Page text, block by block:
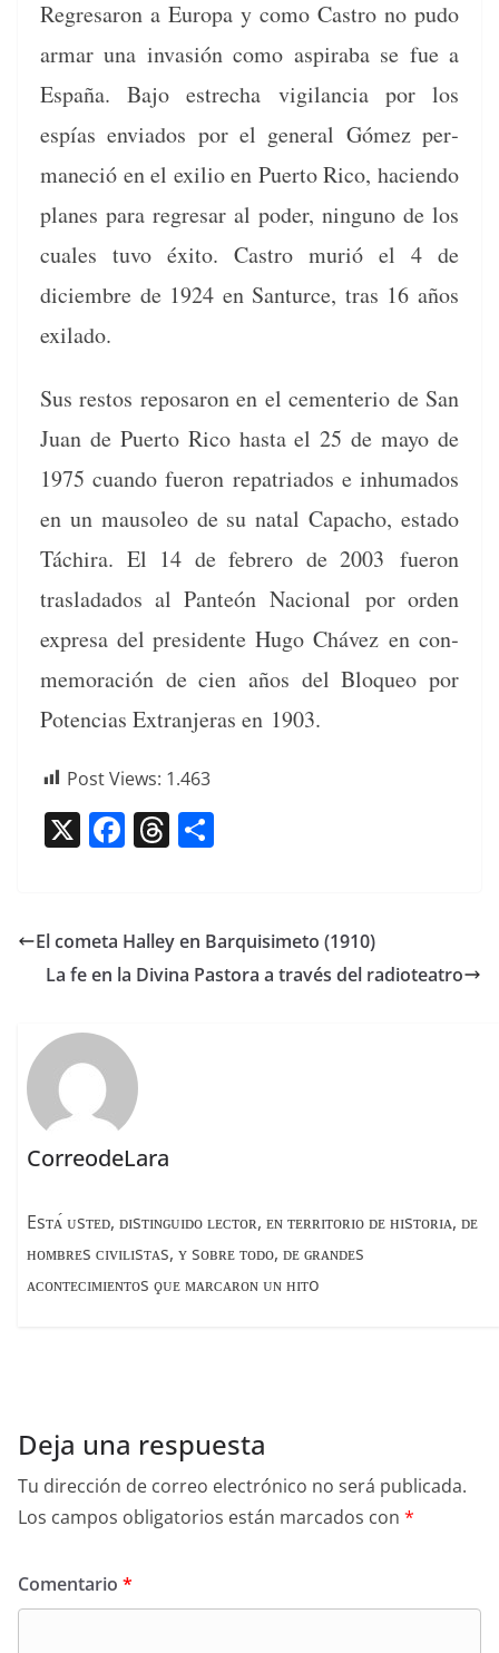
Regre­saron a Europa y como Cas­tro no pudo
armar una invasión como aspira­ba se fue a
España. Bajo estrecha vig­i­lan­cia por los
espías envi­a­dos por el gen­er­al Gómez per­
maneció en el exilio en Puer­to Rico, hacien­do
planes para regre­sar al poder, ninguno de los
cuales tuvo éxi­to. Cas­tro murió el 4 de
diciem­bre de 1924 en San­turce, tras 16 años
exilado.
Sus restos reposaron en el cemente­rio de San
Juan de Puer­to Rico has­ta el 25 de mayo de
1975 cuan­do fueron repa­tri­a­dos e inhu­ma­dos
en un mau­soleo de su natal Capa­cho, esta­do
Táchi­ra. El 14 de febrero de 2003 fueron
traslada­dos al Pan­teón Nacional por orden
expre­sa del pres­i­dente Hugo Chávez en con­
mem­o­ración de cien años del Blo­queo por
Poten­cias Extran­jeras en 1903.
Post Views: 1.463
X F
e
b
o
k
T
a
d
p
ar
El cometa Halley en Barquisimeto (1910)
La fe en la Divina Pastora a través del radioteatro
CorreodeLara
Esᴛᴀ́ ᴜsᴛᴇᴅ, ᴅɪsᴛɪɴɢᴜɪᴅᴏ ʟᴇᴄᴛᴏʀ, ᴇɴ ᴛᴇʀʀɪᴛᴏʀɪᴏ ᴅᴇ ʜɪsᴛᴏʀɪᴀ, ᴅᴇ
ʜᴏᴍʙʀᴇs ᴄɪᴠɪʟɪsᴛᴀs, ʏ sᴏʙʀᴇ ᴛᴏᴅᴏ, ᴅᴇ ɢʀᴀɴᴅᴇs
ᴀᴄᴏɴᴛᴇᴄɪᴍɪᴇɴᴛᴏs ϙᴜᴇ ᴍᴀʀᴄᴀʀᴏɴ ᴜɴ ʜɪᴛo
Deja una respuesta
Tu dirección de correo electrónico no será publicada.
Los campos obligatorios están marcados con *
Comentario *